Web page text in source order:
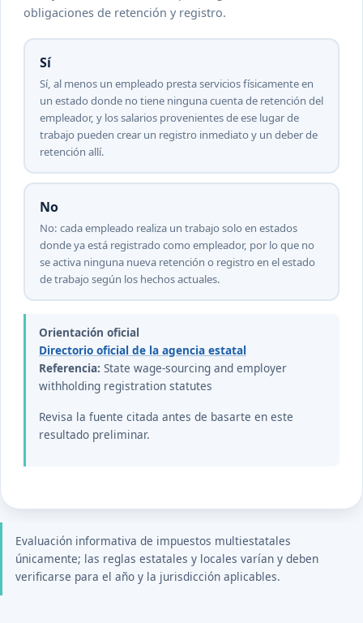
obligaciones de retención y registro.
Sí
Sí, al menos un empleado presta servicios físicamente en
un estado donde no tiene ninguna cuenta de retención del
empleador, y los salarios provenientes de ese lugar de
trabajo pueden crear un registro inmediato y un deber de
retención allí.
No
No: cada empleado realiza un trabajo solo en estados
donde ya está registrado como empleador, por lo que no
se activa ninguna nueva retención o registro en el estado
de trabajo según los hechos actuales.
Orientación oficial
Directorio oficial de la agencia estatal
Referencia: State wage-sourcing and employer
withholding registration statutes
Revisa la fuente citada antes de basarte en este
resultado preliminar.
Evaluación informativa de impuestos multiestatales
únicamente; las reglas estatales y locales varían y deben
verificarse para el año y la jurisdicción aplicables.